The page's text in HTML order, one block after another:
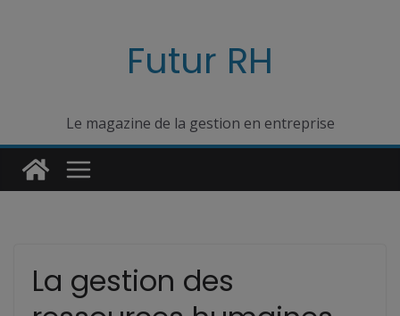
Futur RH
Le magazine de la gestion en entreprise
La gestion des